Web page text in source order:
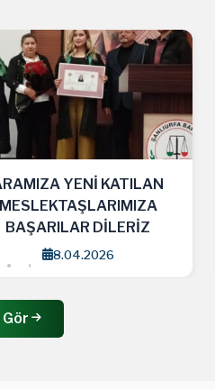
YENİ KATILAN
MESLEKTAŞLARIMIZA
BAŞARILAR DİLERİZ
1.04.2026